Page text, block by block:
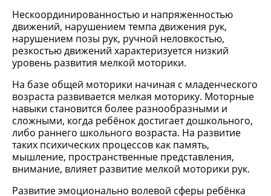
Нескоординированностью и напряженностью
движений, нарушением темпа движения рук,
нарушением позы рук, ручной неловкостью,
резкостью движений характеризуется низкий
уровень развития мелкой моторики.
На базе общей моторики начиная с младенческого
возраста развивается мелкая моторику. Моторные
навыки становится более разнообразными и
сложными, когда ребёнок достигает дошкольного,
либо раннего школьного возраста. На развитие
таких психических процессов как память,
мышление, пространственные представления,
внимание, влияет развитие мелкой моторики рук.
Развитие эмоционально волевой сферы ребёнка